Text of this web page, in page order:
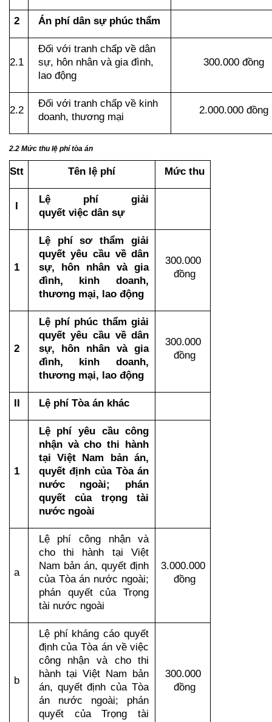
2 Án phí dân sự phúc thẩm
2.1
Đối với tranh chấp về dân
sự, hôn nhân và gia đình,
lao động
300.000 đồng
2.2
Đối với tranh chấp về kinh
doanh, thương mại
2.000.000 đồng
2.2 Mức thu lệ phí tòa án
Stt Tên lệ phí Mức thu
I
Lệ phí giải
quyết việc dân sự
1
Lệ phí sơ thẩm giải
quyết yêu cầu về dân
sự, hôn nhân và gia
đình, kinh doanh,
thương mại, lao động
300.000
đồng
2
Lệ phí phúc thẩm giải
quyết yêu cầu về dân
sự, hôn nhân và gia
đình, kinh doanh,
thương mại, lao động
300.000
đồng
II Lệ phí Tòa án khác
1
Lệ phí yêu cầu công
nhận và cho thi hành
tại Việt Nam bản án,
quyết định của Tòa án
nước ngoài; phán
quyết của trọng tài
nước ngoài
a
Lệ phí công nhận và
cho thi hành tại Việt
Nam bản án, quyết định
của Tòa án nước ngoài;
phán quyết của Trọng
tài nước ngoài
3.000.000
đồng
b
Lệ phí kháng cáo quyết
định của Tòa án về việc
công nhận và cho thi
hành tại Việt Nam bản
án, quyết định của Tòa
án nước ngoài; phán
quyết của Trọng tài
300.000
đồng